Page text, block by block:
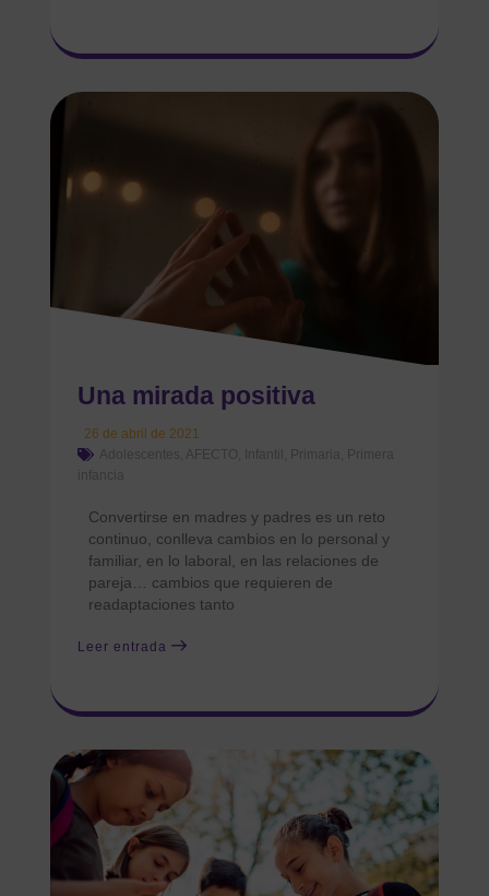
Una mirada positiva
26 de abril de 2021
Adolescentes
AFECTO Infantil Primaria
Primera
infancia
Convertirse en madres y padres es un reto
continuo, conlleva cambios en lo personal y
familiar, en lo laboral, en las relaciones de
pareja… cambios que requieren de
readaptaciones tanto
Leer entrada